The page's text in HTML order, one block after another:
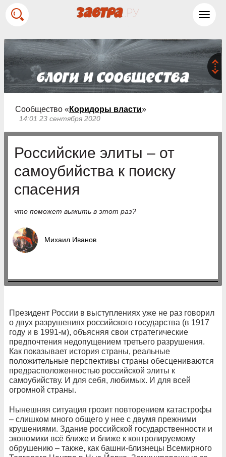
Сообщество « Коридоры власти»
14:01 23 сентября 2020
Российские элиты – от
самоубийства к поиску
спасения
что поможет выжить в этот раз?
Михаил Иванов
Президент России в выступлениях уже не раз говорил
о двух разрушениях российского государства (в 1917
году и в 1991-м), объясняя свои стратегические
предпочтения недопущением третьего разрушения.
Как показывает история страны, реальные
положительные перспективы страны обесцениваются
предрасположенностью российской элиты к
самоубийству. И для себя, любимых. И для всей
огромной страны.
Нынешняя ситуация грозит повторением катастрофы
– слишком много общего у нее с двумя прежними
крушениями. Здание российской государственности и
экономики всё ближе и ближе к контролируемому
обрушению – также, как башни-близнецы Всемирного